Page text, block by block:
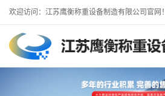
欢迎访问：江苏鹰衡称重设备制造有限公司官网！